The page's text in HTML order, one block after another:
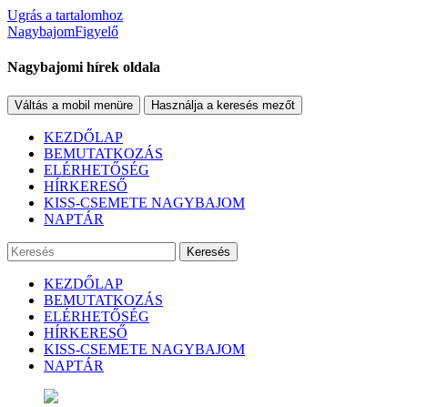
Ugrás a tartalomhoz
NagybajomFigyelő
Nagybajomi hírek oldala
Váltás a mobil menüre Használja a keresés mezőt
KEZDŐLAP
BEMUTATKOZÁS
ELÉRHETŐSÉG
HÍRKERESŐ
KISS-CSEMETE NAGYBAJOM
NAPTÁR
Keresés
KEZDŐLAP
BEMUTATKOZÁS
ELÉRHETŐSÉG
HÍRKERESŐ
KISS-CSEMETE NAGYBAJOM
NAPTÁR